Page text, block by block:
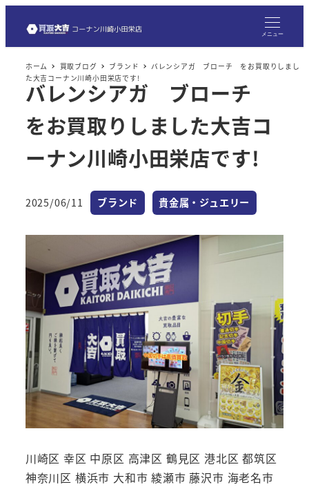
メニュー
ホーム 買取ブログ ブランド
バレンシアガ ブローチ をお買取りしまし
た大吉コーナン川崎小田栄店です!
バレンシアガ ブローチ
をお買取りしました大吉コ
ーナン川崎小田栄店です!
投稿日
2025/06/11 カテゴリー
ブランド カテゴリー
貴金属・ジュエリー
川崎区 幸区 中原区 高津区 鶴見区 港北区 都筑区
神奈川区 横浜市 大和市 綾瀬市 藤沢市 海老名市